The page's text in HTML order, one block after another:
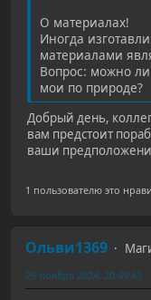
О материалах!
Иногда
материалами
Вопрос: можно
мои по природе?
Добрый день,
вам предстоит
ваши
1 пользователю это
Ольви1369
29 ноября 2024, 20:49:43